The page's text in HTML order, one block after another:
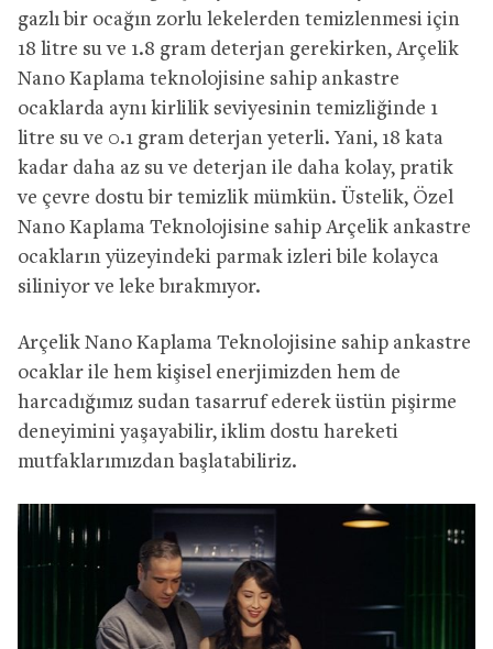
gazlı bir ocağın zorlu lekelerden temizlenmesi için
18 litre su ve 1.8 gram deterjan gerekirken, Arçelik
Nano Kaplama teknolojisine sahip ankastre
ocaklarda aynı kirlilik seviyesinin temizliğinde 1
litre su ve 0.1 gram deterjan yeterli. Yani, 18 kata
kadar daha az su ve deterjan ile daha kolay, pratik
ve çevre dostu bir temizlik mümkün. Üstelik, Özel
Nano Kaplama Teknolojisine sahip Arçelik ankastre
ocakların yüzeyindeki parmak izleri bile kolayca
siliniyor ve leke bırakmıyor.
Arçelik Nano Kaplama Teknolojisine sahip ankastre
ocaklar ile hem kişisel enerjimizden hem de
harcadığımız sudan tasarruf ederek üstün pişirme
deneyimini yaşayabilir, iklim dostu hareketi
mutfaklarımızdan başlatabiliriz.